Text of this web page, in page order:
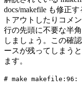
docs/makefile も修正
トアウトしたりコメ
行の先頭に不要な半
しましょう。この確
ースが残ってしまうと
ます。
# make